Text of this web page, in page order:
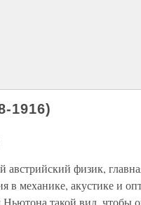
1916)
физик,
в механике, акустике и
Ньютона такой вид, чтобы